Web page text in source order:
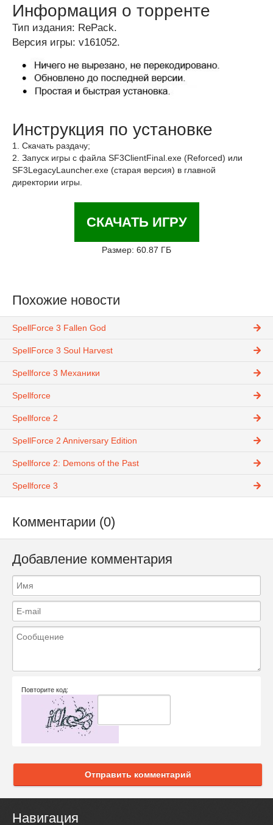
Информация о торренте
Тип издания: RePack.
Версия игры: v161052.
Инструкция по установке
1. Скачать раздачу;
2. Запуск игры с файла SF3ClientFinal.exe (Reforced) или
SF3LegacyLauncher.exe (старая версия) в главной
директории игры.
СКАЧАТЬ ИГРУ
Размер: 60.87 ГБ
Похожие новости
SpellForce 3 Fallen God
SpellForce 3 Soul Harvest
Spellforce 3 Механики
Spellforce
Spellforce 2
SpellForce 2 Anniversary Edition
Spellforce 2: Demons of the Past
Spellforce 3
Комментарии (0)
Добавление комментария
Повторите код:
Отправить комментарий
Навигация